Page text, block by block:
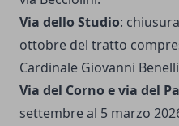
Via dello Studio:
ottobre del tratto
Cardinale Giovanni
Via del Corno e via del
settembre al 5 marzo